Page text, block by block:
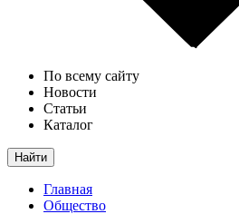
По всему сайту
Новости
Статьи
Каталог
Найти
Главная
Общество